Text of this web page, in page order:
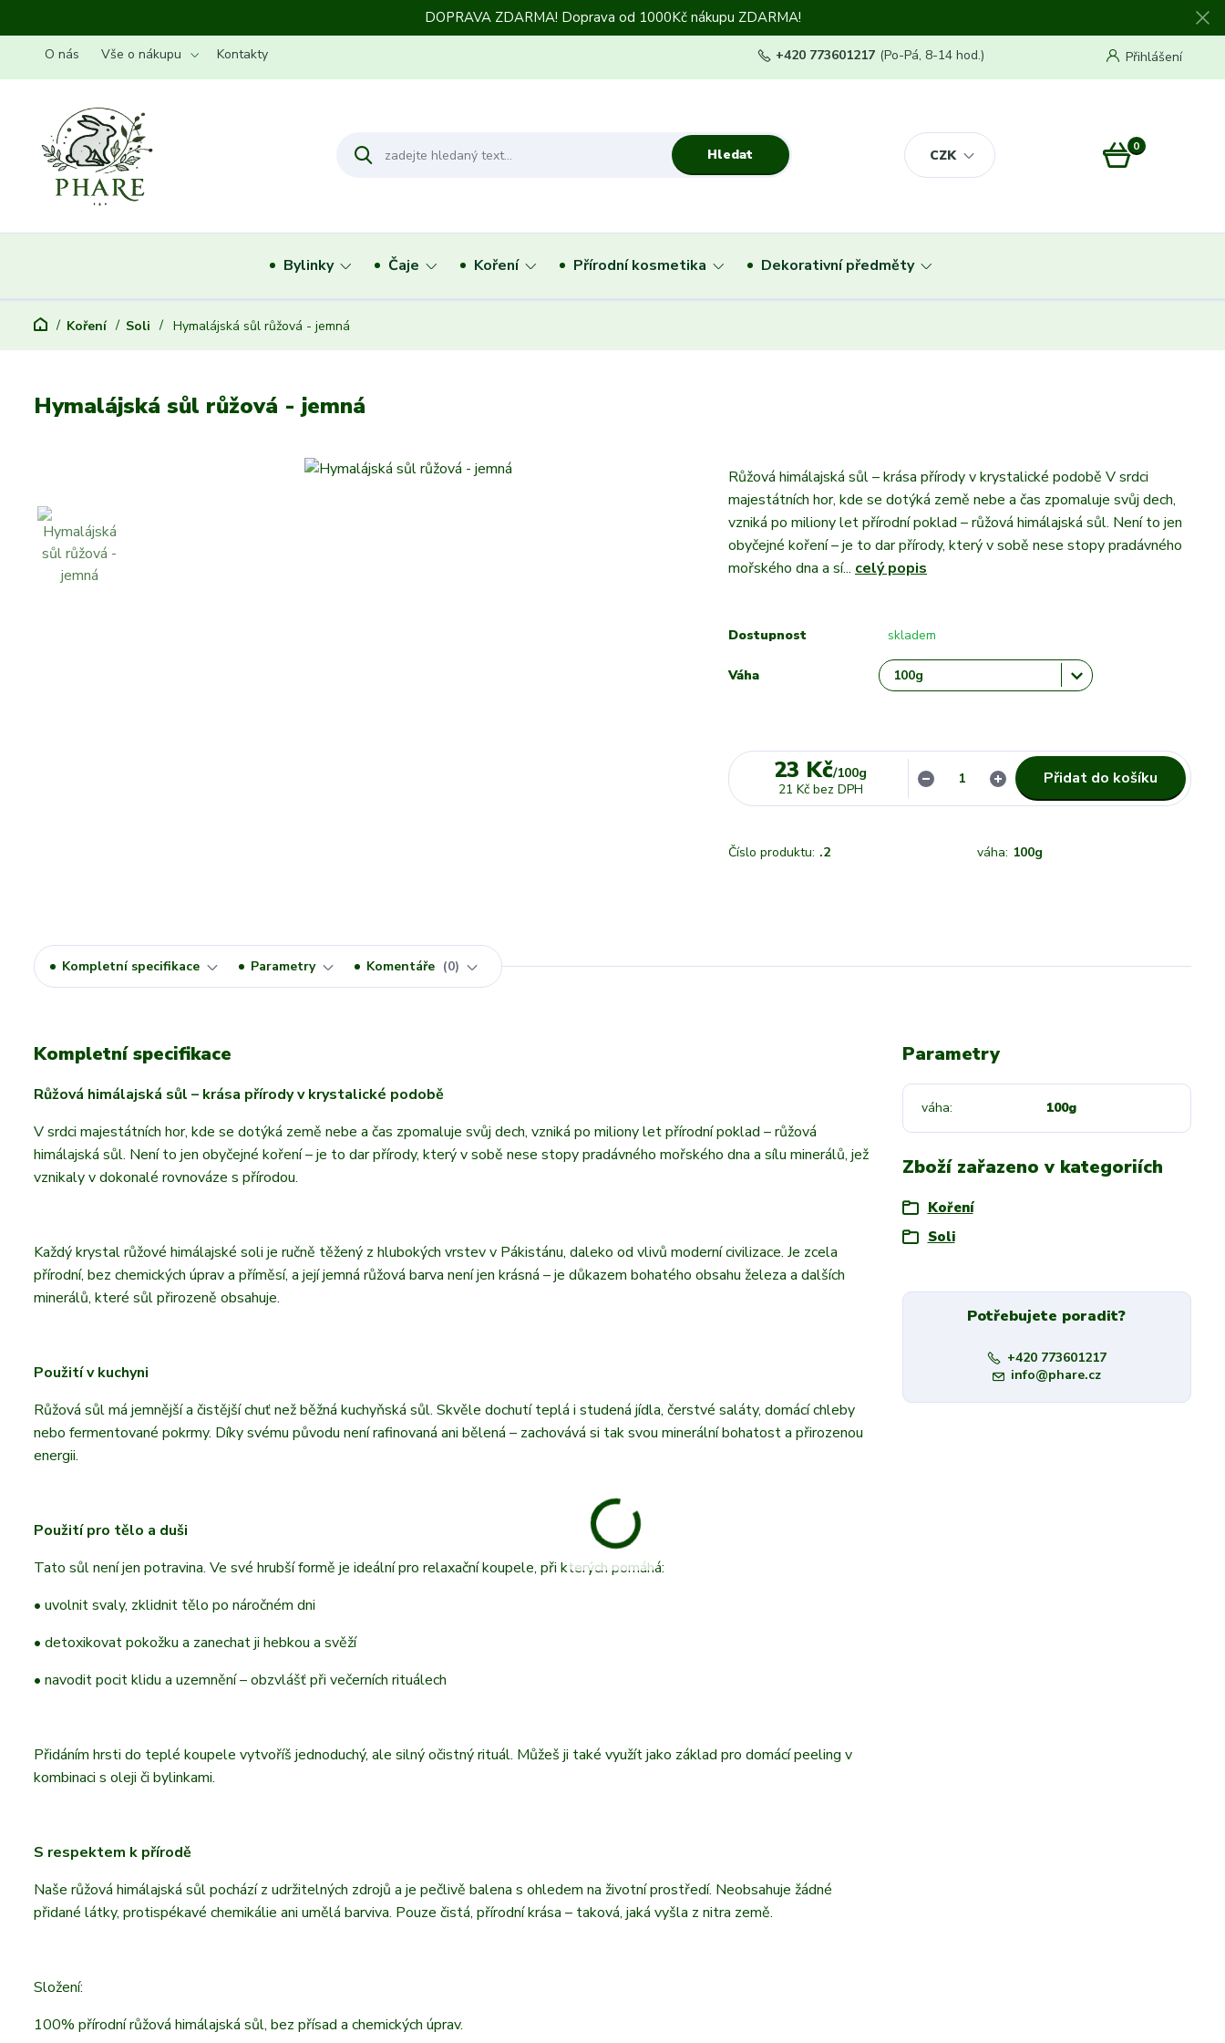
DOPRAVA ZDARMA! Doprava od 1000Kč nákupu ZDARMA!
O nás Vše o nákupu Kontakty
CZK
Přihlášení
Hledat
+420 773601217 (Po-Pá, 8-14 hod.)
0
Bylinky Čaje Koření Přírodní kosmetika Dekorativní předměty
Koření Soli Hymalájská sůl růžová - jemná
Hymalájská sůl růžová - jemná
Růžová himálajská sůl – krása přírody v krystalické podobě V srdci
majestátních hor, kde se dotýká země nebe a čas zpomaluje svůj dech,
vzniká po miliony let přírodní poklad – růžová himálajská sůl. Není to jen
obyčejné koření – je to dar přírody, který v sobě nese stopy pradávného
mořského dna a sí... celý popis
Dostupnost skladem
Váha
23 Kč/100g
21 Kč bez DPH
Přidat do košíku
Číslo produktu: .2 váha: 100g
Kompletní specifikace Parametry Komentáře 0
Kompletní specifikace
Růžová himálajská sůl – krása přírody v krystalické podobě
V srdci majestátních hor, kde se dotýká země nebe a čas zpomaluje svůj dech, vzniká po miliony let přírodní poklad – růžová
himálajská sůl. Není to jen obyčejné koření – je to dar přírody, který v sobě nese stopy pradávného mořského dna a sílu minerálů, jež
vznikaly v dokonalé rovnováze s přírodou.
Každý krystal růžové himálajské soli je ručně těžený z hlubokých vrstev v Pákistánu, daleko od vlivů moderní civilizace. Je zcela
přírodní, bez chemických úprav a příměsí, a její jemná růžová barva není jen krásná – je důkazem bohatého obsahu železa a dalších
minerálů, které sůl přirozeně obsahuje.
Použití v kuchyni
Růžová sůl má jemnější a čistější chuť než běžná kuchyňská sůl. Skvěle dochutí teplá i studená jídla, čerstvé saláty, domácí chleby
nebo fermentované pokrmy. Díky svému původu není rafinovaná ani bělená – zachovává si tak svou minerální bohatost a přirozenou
energii.
Použití pro tělo a duši
Tato sůl není jen potravina. Ve své hrubší formě je ideální pro relaxační koupele, při kterých pomáhá:
• uvolnit svaly, zklidnit tělo po náročném dni
• detoxikovat pokožku a zanechat ji hebkou a svěží
• navodit pocit klidu a uzemnění – obzvlášť při večerních rituálech
Přidáním hrsti do teplé koupele vytvoříš jednoduchý, ale silný očistný rituál. Můžeš ji také využít jako základ pro domácí peeling v
kombinaci s oleji či bylinkami.
S respektem k přírodě
Naše růžová himálajská sůl pochází z udržitelných zdrojů a je pečlivě balena s ohledem na životní prostředí. Neobsahuje žádné
přidané látky, protispékavé chemikálie ani umělá barviva. Pouze čistá, přírodní krása – taková, jaká vyšla z nitra země.
Složení:
100% přírodní růžová himálajská sůl, bez přísad a chemických úprav.
Parametry
váha 100g
Zboží zařazeno v kategoriích
Koření
Soli
Potřebujete poradit?
+420 773601217
info@phare.cz